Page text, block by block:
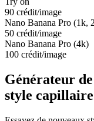
90 crédit/image
Nano Banana Pro (1k,
50 crédit/image
Nano Banana Pro (4k)
100 crédit/image
Générateur
style